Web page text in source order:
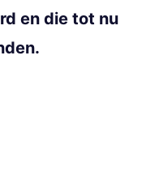
en die tot nu